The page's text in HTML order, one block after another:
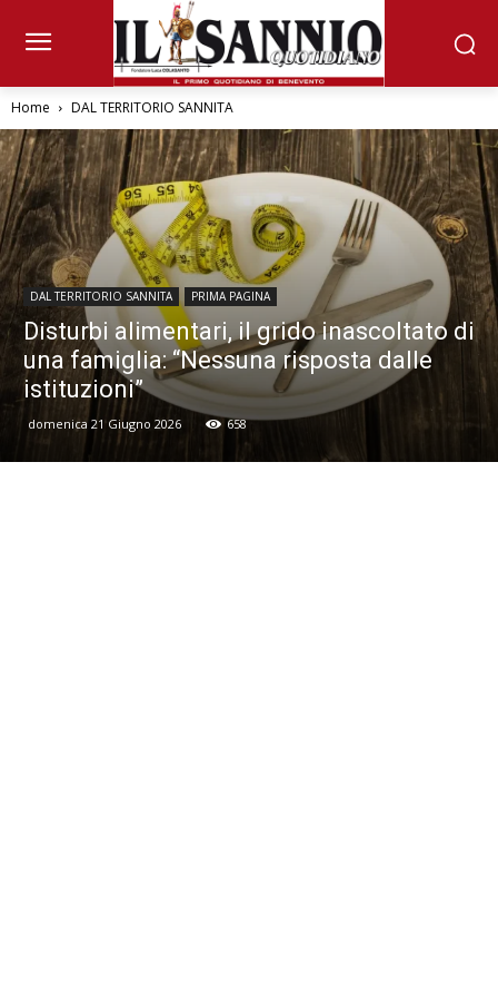
Home DAL TERRITORIO SANNITA
DAL TERRITORIO SANNITA PRIMA PAGINA
Disturbi alimentari, il grido inascoltato di
una famiglia: “Nessuna risposta dalle
istituzioni”
domenica 21 Giugno 2026 658